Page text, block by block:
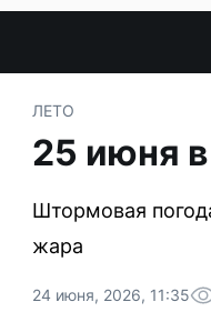
ЛЕТО
25 июня
Штормовая
жара
24 июня, 2026, 11:35